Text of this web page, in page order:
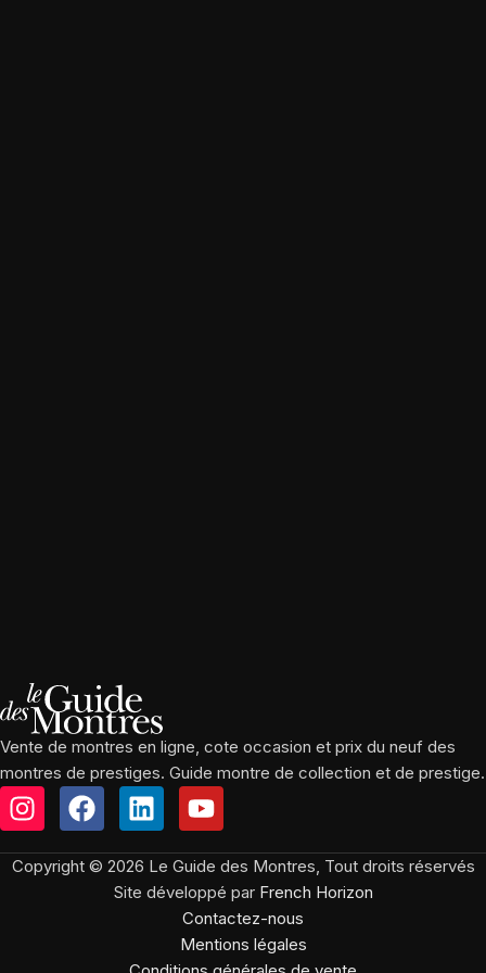
Vente de montres en ligne, cote occasion et prix du neuf des
montres de prestiges. Guide montre de collection et de prestige.
Copyright © 2026 Le Guide des Montres, Tout droits réservés
Site développé par French Horizon
Contactez-nous
Mentions légales